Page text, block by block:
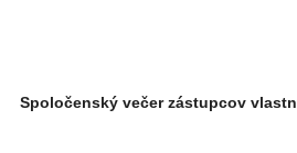
Spoločenský večer zástupcov